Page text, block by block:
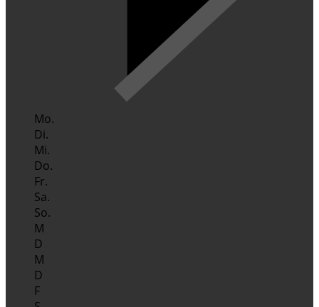
Mo.
Di.
Mi.
Do.
Fr.
Sa.
So.
M
D
M
D
F